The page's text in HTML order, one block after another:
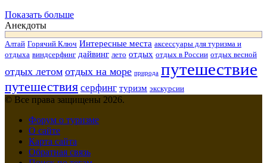
Показать больше
Анекдоты
Алтай Горячий Ключ Интересные места аксессуары для туризма и
отдыха виндсерфинг дайвинг лето отдых отдых в России отдых весной
отдых летом отдых на море природа путешествие
путешествия серфинг туризм экскурсии
© Все права защищены 2026.
Форум о туризме
О сайте
Карта сайта
Обратная связь